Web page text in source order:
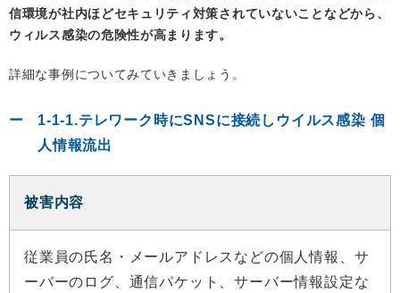
信環境が社内ほどセキュリティ対策されていないことなどから、
ウィルス感染の危険性が高まります。
詳細な事例についてみていきましょう。
1-1-1.テレワーク時にSNSに接続しウイルス感染 個
人情報流出
被害内容
従業員の氏名・メールアドレスなどの個人情報、サ
ーバーのログ、通信パケット、サーバー情報設定な